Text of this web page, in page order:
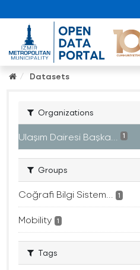
Datasets
Organizations
Ulaşım Dairesi Başka... 1
Groups
Coğrafi Bilgi Sistem... 1
Mobility 1
Tags